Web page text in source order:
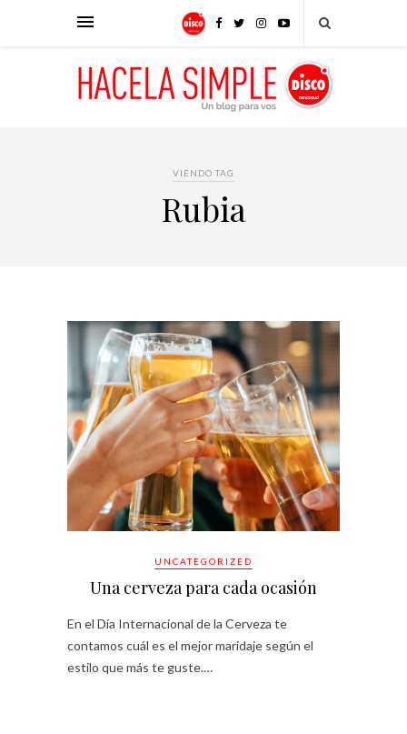
VIENDO TAG
Rubia
UNCATEGORIZED
Una cerveza para cada ocasión
En el Día Internacional de la Cerveza te
contamos cuál es el mejor maridaje según el
estilo que más te guste.…